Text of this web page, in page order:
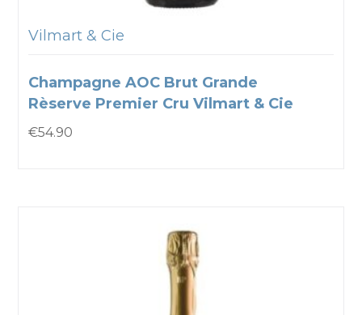
Vilmart & Cie
Champagne AOC Brut Grande
Rèserve Premier Cru Vilmart & Cie
€54.90